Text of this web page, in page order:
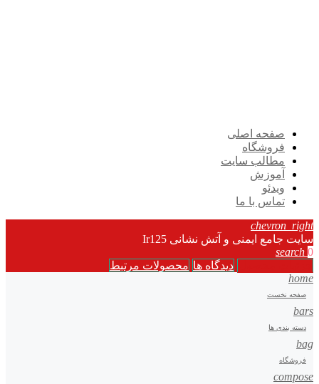
صفحه اصلی
فروشگاه
مطالب سایت
آموزش
ویدئو
تماس با ما
chevron_right
سایت جامع ایمنی و آتش نشانی Ir125
search 0
دیدگاه ها محصولات مرتبط
home
صفحه نخست
bars
دسته بندی ها
bag
فروشگاه
compose